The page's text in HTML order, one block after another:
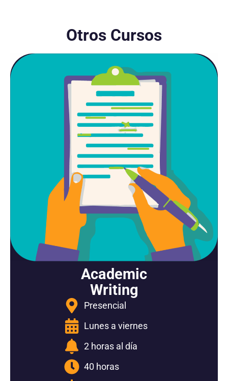
Otros Cursos
Academic
Writing
Presencial
Lunes a viernes
2 horas al día
40 horas